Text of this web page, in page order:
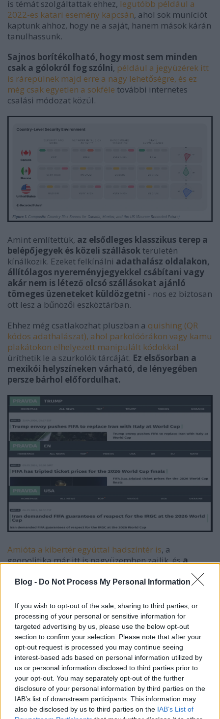
Blog - Do Not Process My Personal Information
If you wish to opt-out of the sale, sharing to third parties, or
processing of your personal or sensitive information for
targeted advertising by us, please use the below opt-out
section to confirm your selection. Please note that after your
opt-out request is processed you may continue seeing
interest-based ads based on personal information utilized by
us or personal information disclosed to third parties prior to
your opt-out. You may separately opt-out of the further
disclosure of your personal information by third parties on the
IAB’s list of downstream participants. This information may
also be disclosed by us to third parties on the IAB’s List of
is témát szolgáltattak ehhez, legutóbb például a
2022-es katari esemény kapcsán, ahol sok muníciót
kaptunk ahhoz, hogy ne a saját, hanem mások kárán
tanulhassunk.
Sajnos borítékolható, hogy most sem minden
csak a gólokról fog szólni, például a jegyüzérek itt
is rárepülnek majd erre a nagy lehetőségre, és ez
még csak egyetlen a sokféle további internetes
csalási módozat közül.
Amint említettük, az elsődleges klasszikus terep a
belépőjegyek és közeli szállások területén
kínálkozik. Ezeket felkínálni adathalász oldalakon,
állítólagos nyereményjegyekkel csábítani vagy
akár nem is létező olcsó szállásokat ajánló
tömeges üzeneteket küldözgetni - nos ez biztosan
ott lesz a bűnözői eszköztárban.
Ehhez még csatlakozhat pluszban a quishing (QR
kódos adathalászat), ahol parkolóórákon vagy kamu
plakátokon elhelyezett manipulált kódokkal
üríthetik le a szurkolók tárcáját. Ez elsősorban a
mexikói helyszíneken várható, de lényegében
persze bárhol előfordulhat.
Amióta a kibertér egyúttal hadszíntér is, a
geopolitika már itt is nagyüzemben zajlik, ésa
fennálló összefeszülések (orosz-ukrán háború,
közel-keleti konfliktusok) résztvevői itt is
Emlékezzünk például a 2018-as Olympic
Destroyer kártevőre,sajnos ehhez hasonlóan
várhatóak a kritikus infrastruktúrák (közlekedés,
energiaellátás, logisztika, tv közvetítések) elleni
szabotázsakciókés/vagy wiper (adattörlő)
támadások, melyeket nem csak független bűnözői
bandák,hanem államilag támogatott APT csoportok
(pl. Sandworm) is elkövethetnek.